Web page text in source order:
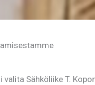
valita Sähköliike T.